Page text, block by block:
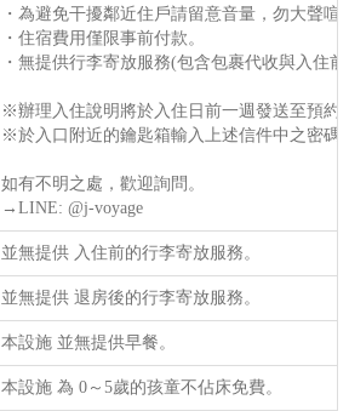
・為避免干擾鄰近住戶請留意音量，勿大聲喧
・住宿費用僅限事前付款。
・無提供行李寄放服務(包含包裹代收與入住
※辦理入住說明將於入住日前一週發送至預約
※於入口附近的鑰匙箱輸入上述信件中之密碼
如有不明之處，歡迎詢問。
→LINE: @j-voyage
並無提供 入住前的行李寄放服務。
並無提供 退房後的行李寄放服務。
本設施 並無提供早餐。
本設施 為 0～5歲的孩童不佔床免費。